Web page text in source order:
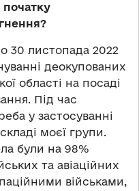
початку
30 листопада 2022
деокупованих
області на посаді
Під час
у застосуванні
моєї групи.
були на 98%
та авіаційних
військами,